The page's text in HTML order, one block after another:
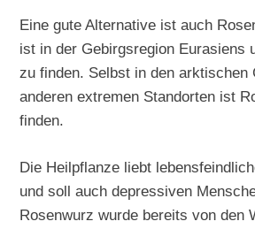
Eine gute Alternative ist auch
ist in der Gebirgsregion Eurasiens
zu finden. Selbst in den arktischen
anderen extremen Standorten ist
finden.
Die Heilpflanze liebt
und soll auch depressiven
Rosenwurz wurde bereits von den